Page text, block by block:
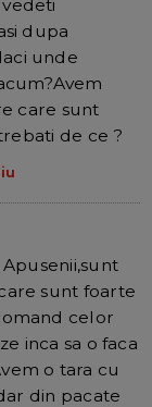
dupa
unde
care sunt
de ce ?
sunt foarte
celor
inca sa o faca
o tara cu
din pacate